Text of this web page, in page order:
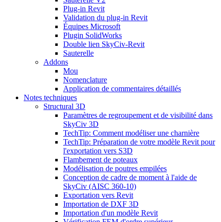
Plug-in Revit
Validation du plug-in Revit
Équipes Microsoft
Plugin SolidWorks
Double lien SkyCiv-Revit
Sauterelle
Addons
Mou
Nomenclature
Application de commentaires détaillés
Notes techniques
Structural 3D
Paramètres de regroupement et de visibilité dans
SkyCiv 3D
TechTip: Comment modéliser une charnière
TechTip: Préparation de votre modèle Revit pour
l'exportation vers S3D
Flambement de poteaux
Modélisation de poutres empilées
Conception de cadre de moment à l'aide de
SkyCiv (AISC 360-10)
Exportation vers Revit
Importation de DXF 3D
Importation d'un modèle Revit